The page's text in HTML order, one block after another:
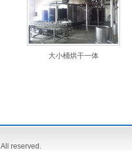
大小桶烘干一体
All reserved.